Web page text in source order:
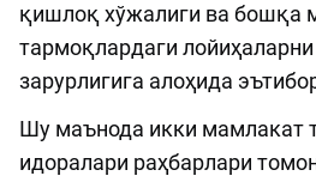
қишлоқ хўжалиги ва бошқа
тармоқлардаги
зарурлигига алоҳида
Шу маънода икки мамлакат
идоралари раҳбарлари